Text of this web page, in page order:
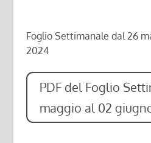
Foglio Settimanale dal 26
2024
PDF del Foglio
maggio al 02